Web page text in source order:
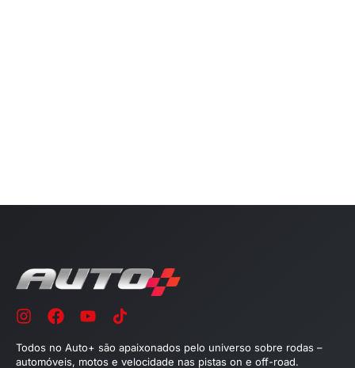
Todos no Auto+ são apaixonados pelo universo sobre rodas –
automóveis, motos e velocidade nas pistas on e off-road.